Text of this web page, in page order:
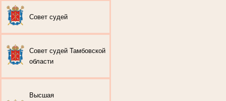
Совет судей
Совет судей Тамбовской
области
Высшая